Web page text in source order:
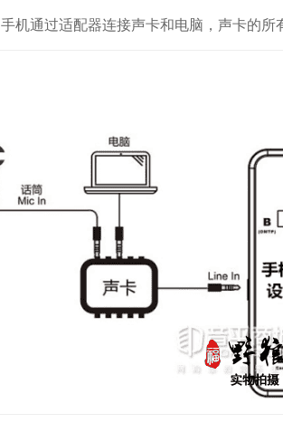
手机通过适配器连接声卡和电脑，声卡的所